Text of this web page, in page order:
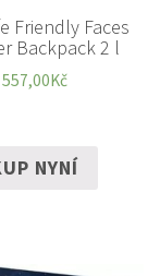
Friendly Faces
Backpack 2 l
557,00Kč
NYNÍ